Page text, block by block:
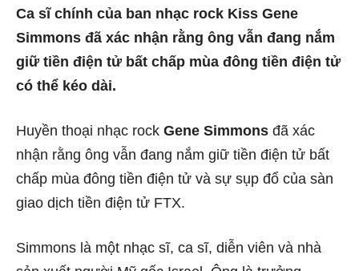
Ca sĩ chính của ban nhạc rock Kiss Gene
Simmons đã xác nhận rằng ông vẫn đang nắm
giữ tiền điện tử bất chấp mùa đông tiền điện tử
có thể kéo dài.
Huyền thoại nhạc rock Gene Simmons đã xác
nhận rằng ông vẫn đang nắm giữ tiền điện tử bất
chấp mùa đông tiền điện tử và sự sụp đổ của sàn
giao dịch tiền điện tử FTX.
Simmons là một nhạc sĩ, ca sĩ, diễn viên và nhà